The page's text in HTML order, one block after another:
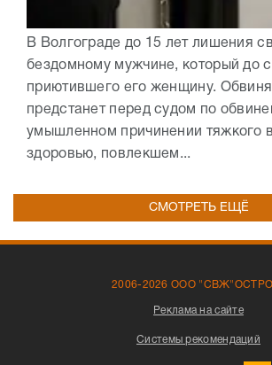
В Волгограде до 15 лет лишения
бездомному мужчине, который до
приютившего его женщину.
предстанет перед судом по
умышленном причинении тяжкого
здоровью, повлекшем...
СМОТРЕТЬ ЕЩЁ
2006-2026 ООО
Реклама на сайте
Системы рекомендаций